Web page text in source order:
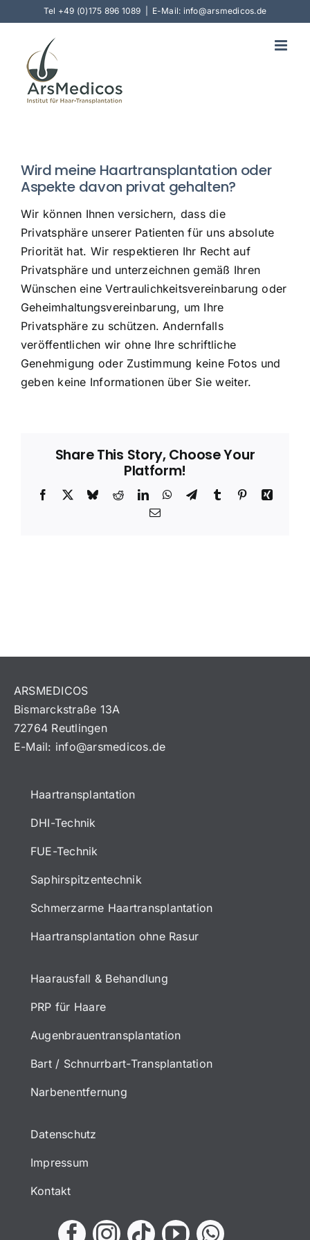
to
Tel +49 (0)175 896 1089 E-Mail: info@arsmedicos.de
Wird meine Haartransplantation oder
Aspekte davon privat gehalten?
Wir können Ihnen versichern, dass die
Privatsphäre unserer Patienten für uns absolute
Priorität hat. Wir respektieren Ihr Recht auf
Privatsphäre und unterzeichnen gemäß Ihren
Wünschen eine Vertraulichkeitsvereinbarung oder
Geheimhaltungsvereinbarung, um Ihre
Privatsphäre zu schützen. Andernfalls
veröffentlichen wir ohne Ihre schriftliche
Genehmigung oder Zustimmung keine Fotos und
geben keine Informationen über Sie weiter.
Share This Story, Choose Your
Platform!
Facebook BlueskyRedditLinkedInWhatsApp
TelegramTumblr PinterestXing
Email
ARSMEDICOS
Bismarckstraße 13A
72764 Reutlingen
E-Mail: info@arsmedicos.de
Haartransplantation
DHI-Technik
FUE-Technik
Saphirspitzentechnik
Schmerzarme Haartransplantation
Haartransplantation ohne Rasur
Haarausfall & Behandlung
PRP für Haare
Augenbrauentransplantation
Bart / Schnurrbart-Transplantation
Narbenentfernung
Datenschutz
Impressum
Kontakt